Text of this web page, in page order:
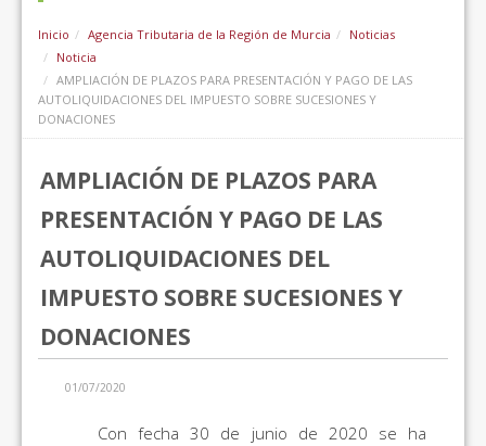
Inicio Agencia Tributaria de la Región de Murcia
Noticias
Noticia
AMPLIACIÓN DE PLAZOS PARA PRESENTACIÓN Y PAGO DE LAS
AUTOLIQUIDACIONES DEL IMPUESTO SOBRE SUCESIONES Y
DONACIONES
AMPLIACIÓN DE PLAZOS PARA
PRESENTACIÓN Y PAGO DE LAS
AUTOLIQUIDACIONES DEL
IMPUESTO SOBRE SUCESIONES Y
DONACIONES
01/07/2020
Con fecha 30 de junio de 2020 se ha